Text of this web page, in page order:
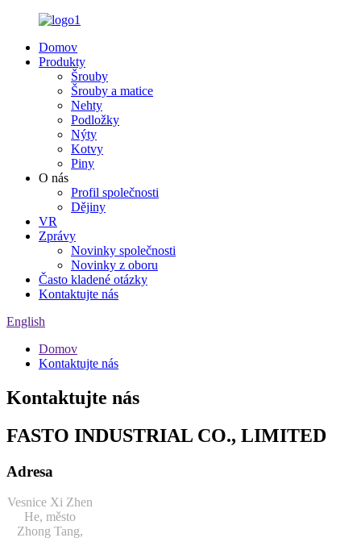
Domov
Produkty
Šrouby
Šrouby a matice
Nehty
Podložky
Nýty
Kotvy
Piny
O nás
Profil společnosti
Dějiny
VR
Zprávy
Novinky společnosti
Novinky z oboru
Často kladené otázky
Kontaktujte nás
English
Domov
Kontaktujte nás
Kontaktujte nás
FASTO INDUSTRIAL CO., LIMITED
Adresa
Vesnice Xi Zhen
He, město
Zhong Tang,